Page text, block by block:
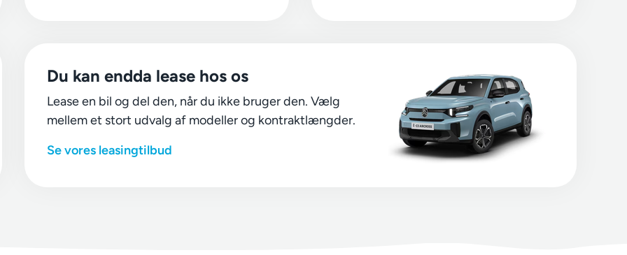
Du kan endda lease hos os
Lease en bil og del den, når du ikke bruger den. Vælg
mellem et stort udvalg af modeller og kontraktlængder.
Se vores leasingtilbud